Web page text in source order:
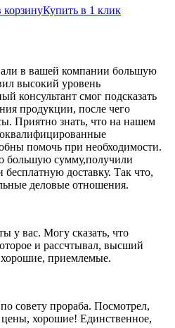
корзинуКупить в 1 клик
в вашей компании большую
высокий уровень
консультант смог подсказать
продукции, после чего
Приятно знать, что на нашем
помочь при необходимости.
большую сумму,получили
доставку. Так что,
деловые отношения.
у вас. Могу сказать, что
и рассчтывал, высший
приемлемые.
совету прораба. Посмотрел,
хорошие! Единственное,